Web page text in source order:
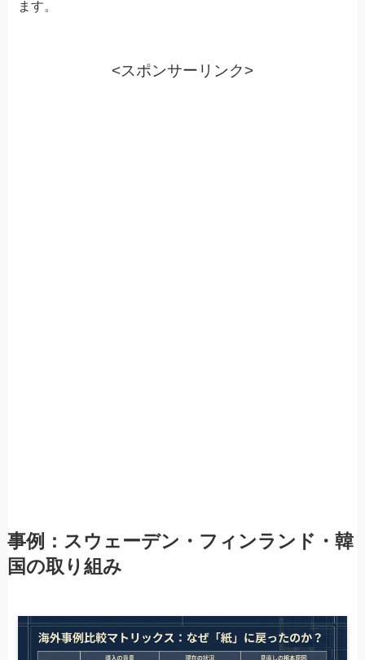
ます。
<スポンサーリンク>
事例：スウェーデン・フィンランド・韓
国の取り組み